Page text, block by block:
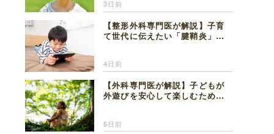
3日前
【整形外科専門医が解説】子育
て世代に伝えたい「腱鞘炎」の
4日前
【外科専門医が解説】子どもが
外遊びを安心して楽しむため
5日前